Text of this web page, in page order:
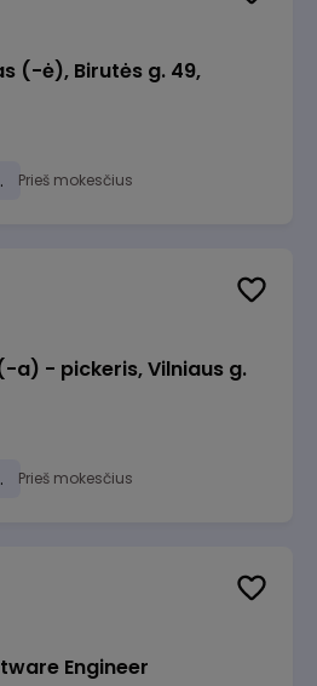
(-ė), Birutės g. 49,
Prieš mokesčius
a) - pickeris, Vilniaus g.
Prieš mokesčius
Engineer